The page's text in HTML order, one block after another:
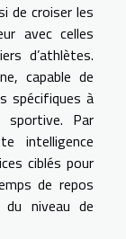
de croiser les
avec celles
d’athlètes.
capable de
spécifiques à
sportive. Par
intelligence
ciblés pour
de repos
niveau de